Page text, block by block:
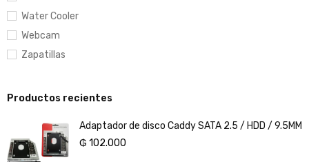
Water Cooler
Webcam
Zapatillas
Productos recientes
Adaptador de disco Caddy SATA 2.5 / HDD / 9.5MM
₲ 102.000